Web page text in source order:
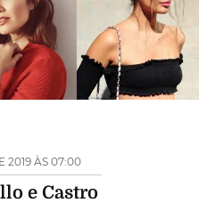
2019 ÀS 07:00
e Castro